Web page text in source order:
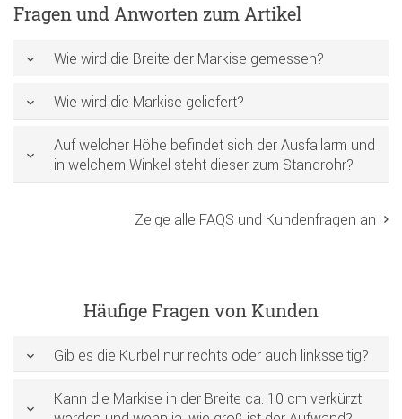
Fragen und Anworten zum Artikel
Wie wird die Breite der Markise gemessen?
Wie wird die Markise geliefert?
Auf welcher Höhe befindet sich der Ausfallarm und
in welchem Winkel steht dieser zum Standrohr?
Zeige alle FAQS und Kundenfragen an
Häufige Fragen von Kunden
Gib es die Kurbel nur rechts oder auch linksseitig?
Kann die Markise in der Breite ca. 10 cm verkürzt